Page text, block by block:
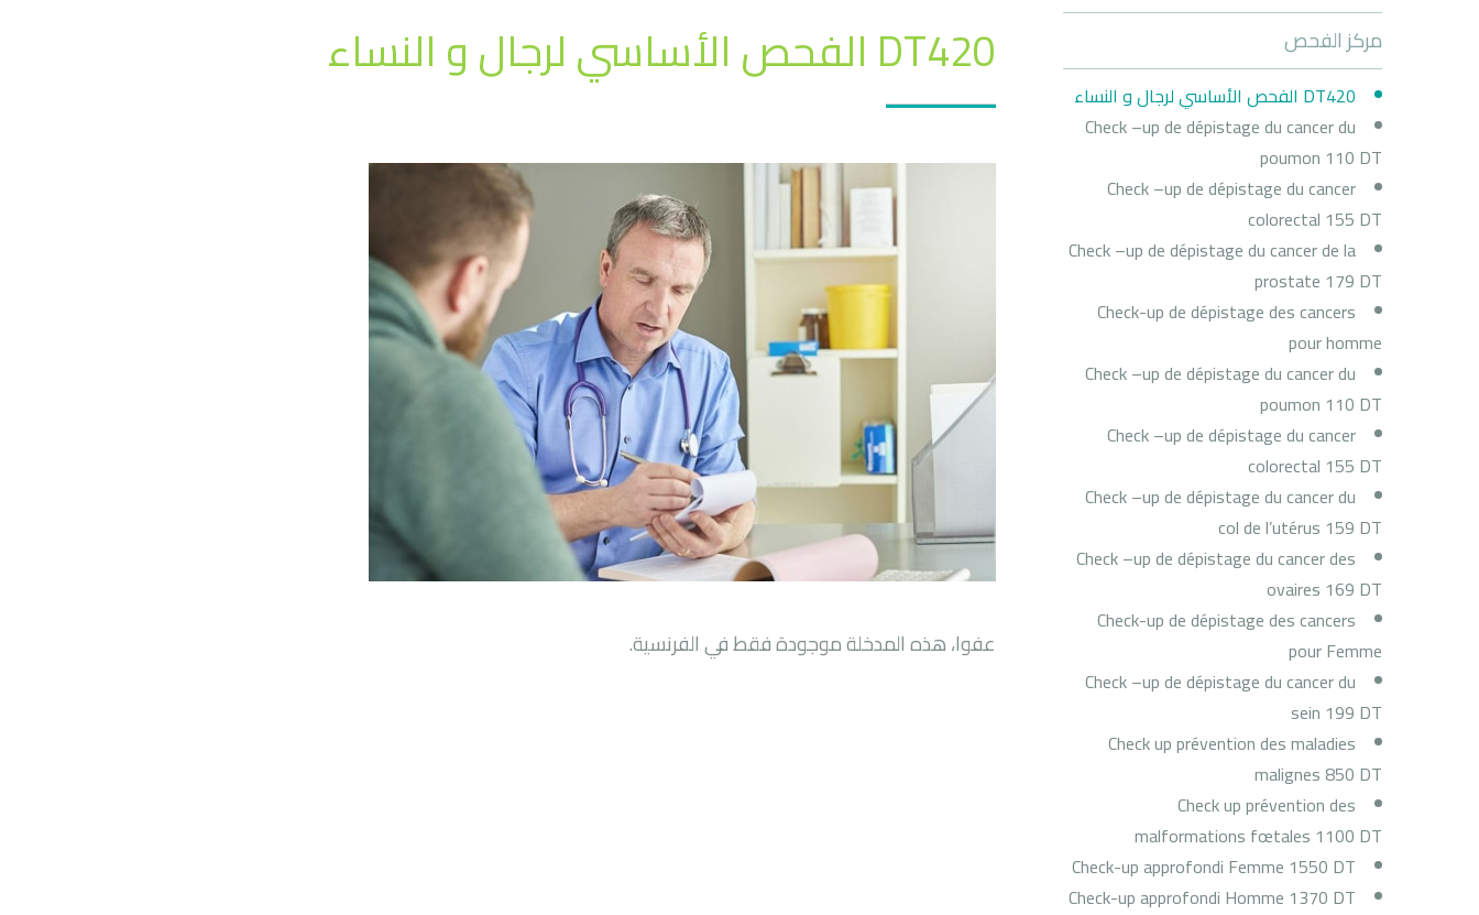
مركز الفحص
DT420 الفحص الأساسي لرجال و النساء
Check –up de dépistage du cancer du
poumon 110 DT
Check –up de dépistage du cancer
colorectal 155 DT
Check –up de dépistage du cancer de la
prostate 179 DT
Check-up de dépistage des cancers
pour homme
Check –up de dépistage du cancer du
poumon 110 DT
Check –up de dépistage du cancer
colorectal 155 DT
Check –up de dépistage du cancer du
col de l’utérus 159 DT
Check –up de dépistage du cancer des
ovaires 169 DT
Check-up de dépistage des cancers
pour Femme
Check –up de dépistage du cancer du
sein 199 DT
Check up prévention des maladies
malignes 850 DT
Check up prévention des
malformations fœtales 1100 DT
Check-up approfondi Femme 1550 DT
Check-up approfondi Homme 1370 DT
DT420 الفحص الأساسي لرجال و النساء
عفوا، هذه المدخلة موجودة فقط فيالفرنسية.